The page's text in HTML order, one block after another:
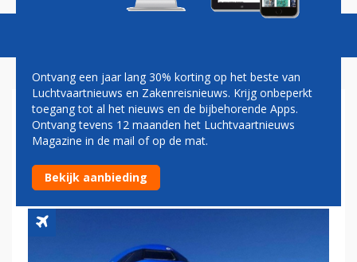
IN BEELD: ITA AIRWAYS-
VLUCHT NAAR SCHIPHOL
KEERT OM DOOR BIRDSTRIKE
Ontvang een jaar lang 30% korting op het beste van
Luchtvaartnieuws en Zakenreisnieuws. Krijg onbeperkt
toegang tot al het nieuws en de bijbehorende Apps.
Ontvang tevens 12 maanden het Luchtvaartnieuws
Magazine in de mail of op de mat.
Bekijk aanbieding